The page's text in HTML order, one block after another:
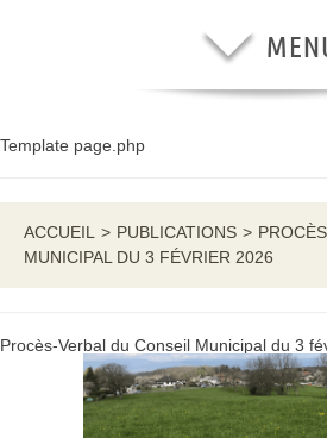
Template page.php
ACCUEIL > PUBLICATIONS >
MUNICIPAL DU 3 FÉVRIER 2026
Procès-Verbal du Conseil Municipal du 3